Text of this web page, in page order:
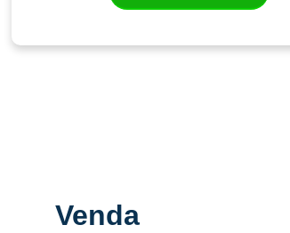
Venda